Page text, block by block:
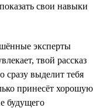
свои навыки
эксперты
твой рассказ
сразу выделит тебя
принесёт хорошую
будущего